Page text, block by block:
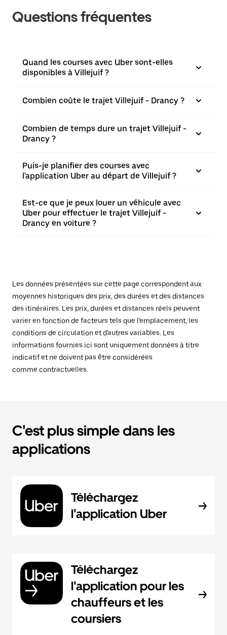
Questions fréquentes
Quand les courses avec Uber sont-elles
disponibles à Villejuif ?
Combien coûte le trajet Villejuif - Drancy ?
Combien de temps dure un trajet Villejuif -
Drancy ?
Puis-je planifier des courses avec
l'application Uber au départ de Villejuif ?
Est-ce que je peux louer un véhicule avec
Uber pour effectuer le trajet Villejuif -
Drancy en voiture ?
Les données présentées sur cette page correspondent aux
moyennes historiques des prix, des durées et des distances
des itinéraires. Les prix, durées et distances réels peuvent
varier en fonction de facteurs tels que l'emplacement, les
conditions de circulation et d'autres variables. Les
informations fournies ici sont uniquement données à titre
indicatif et ne doivent pas être considérées
comme contractuelles.
C'est plus simple dans les
applications
Téléchargez
l'application Uber
Téléchargez
l'application pour les
chauffeurs et les
coursiers